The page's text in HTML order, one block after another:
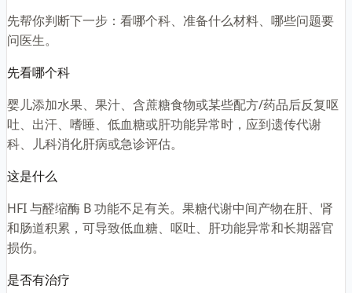
先帮你判断下一步：看哪个科、准备什么材料、哪些问题要
问医生。
先看哪个科
婴儿添加水果、果汁、含蔗糖食物或某些配方/药品后反复呕
吐、出汗、嗜睡、低血糖或肝功能异常时，应到遗传代谢
科、儿科消化肝病或急诊评估。
这是什么
HFI 与醛缩酶 B 功能不足有关。果糖代谢中间产物在肝、肾
和肠道积累，可导致低血糖、呕吐、肝功能异常和长期器官
损伤。
是否有治疗